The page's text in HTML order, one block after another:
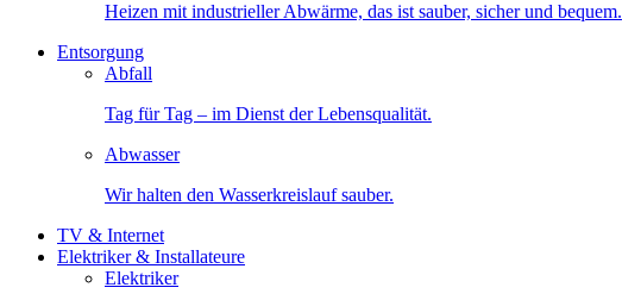
Heizen mit industrieller Abwärme, das ist sauber, sicher und bequem.
Entsorgung
Abfall
Tag für Tag – im Dienst der Lebensqualität.
Abwasser
Wir halten den Wasserkreislauf sauber.
TV & Internet
Elektriker & Installateure
Elektriker